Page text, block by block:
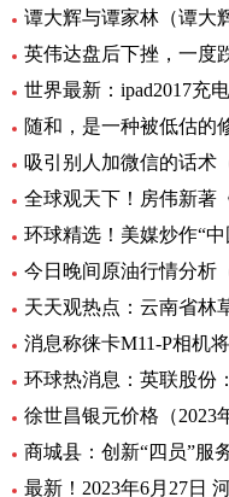
谭大辉与谭家林（谭大
英伟达盘后下挫，一度
世界最新：ipad2017充
随和，是一种被低估的
吸引别人加微信的话术
今日晚间原油行情分析
天天观热点：云南省林
消息称徕卡M11-P相机
徐世昌银元价格（2023
商城县：创新“四员”服
最新！2023年6月27日